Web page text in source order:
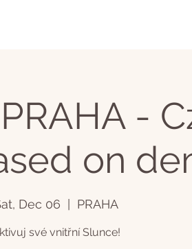
-
on
Dec 06
  |
PRAHA
své vnitřní Slunce!